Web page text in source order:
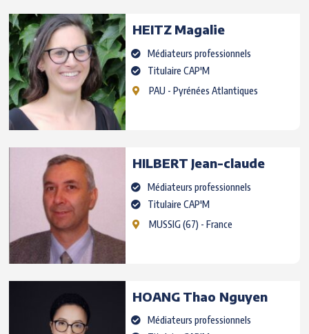
HEITZ Magalie
Médiateurs professionnels
Titulaire CAP'M
PAU- Pyrénées Atlantiques
HILBERT Jean-claude
Médiateurs professionnels
Titulaire CAP'M
MUSSIG(67) - France
HOANG Thao Nguyen
Médiateurs professionnels